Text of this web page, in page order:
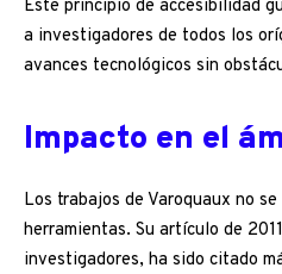
Este principio de accesibilidad
a investigadores de todos los
avances tecnológicos sin
Impacto en el
Los trabajos de Varoquaux no
herramientas. Su artículo de
investigadores, ha sido citado